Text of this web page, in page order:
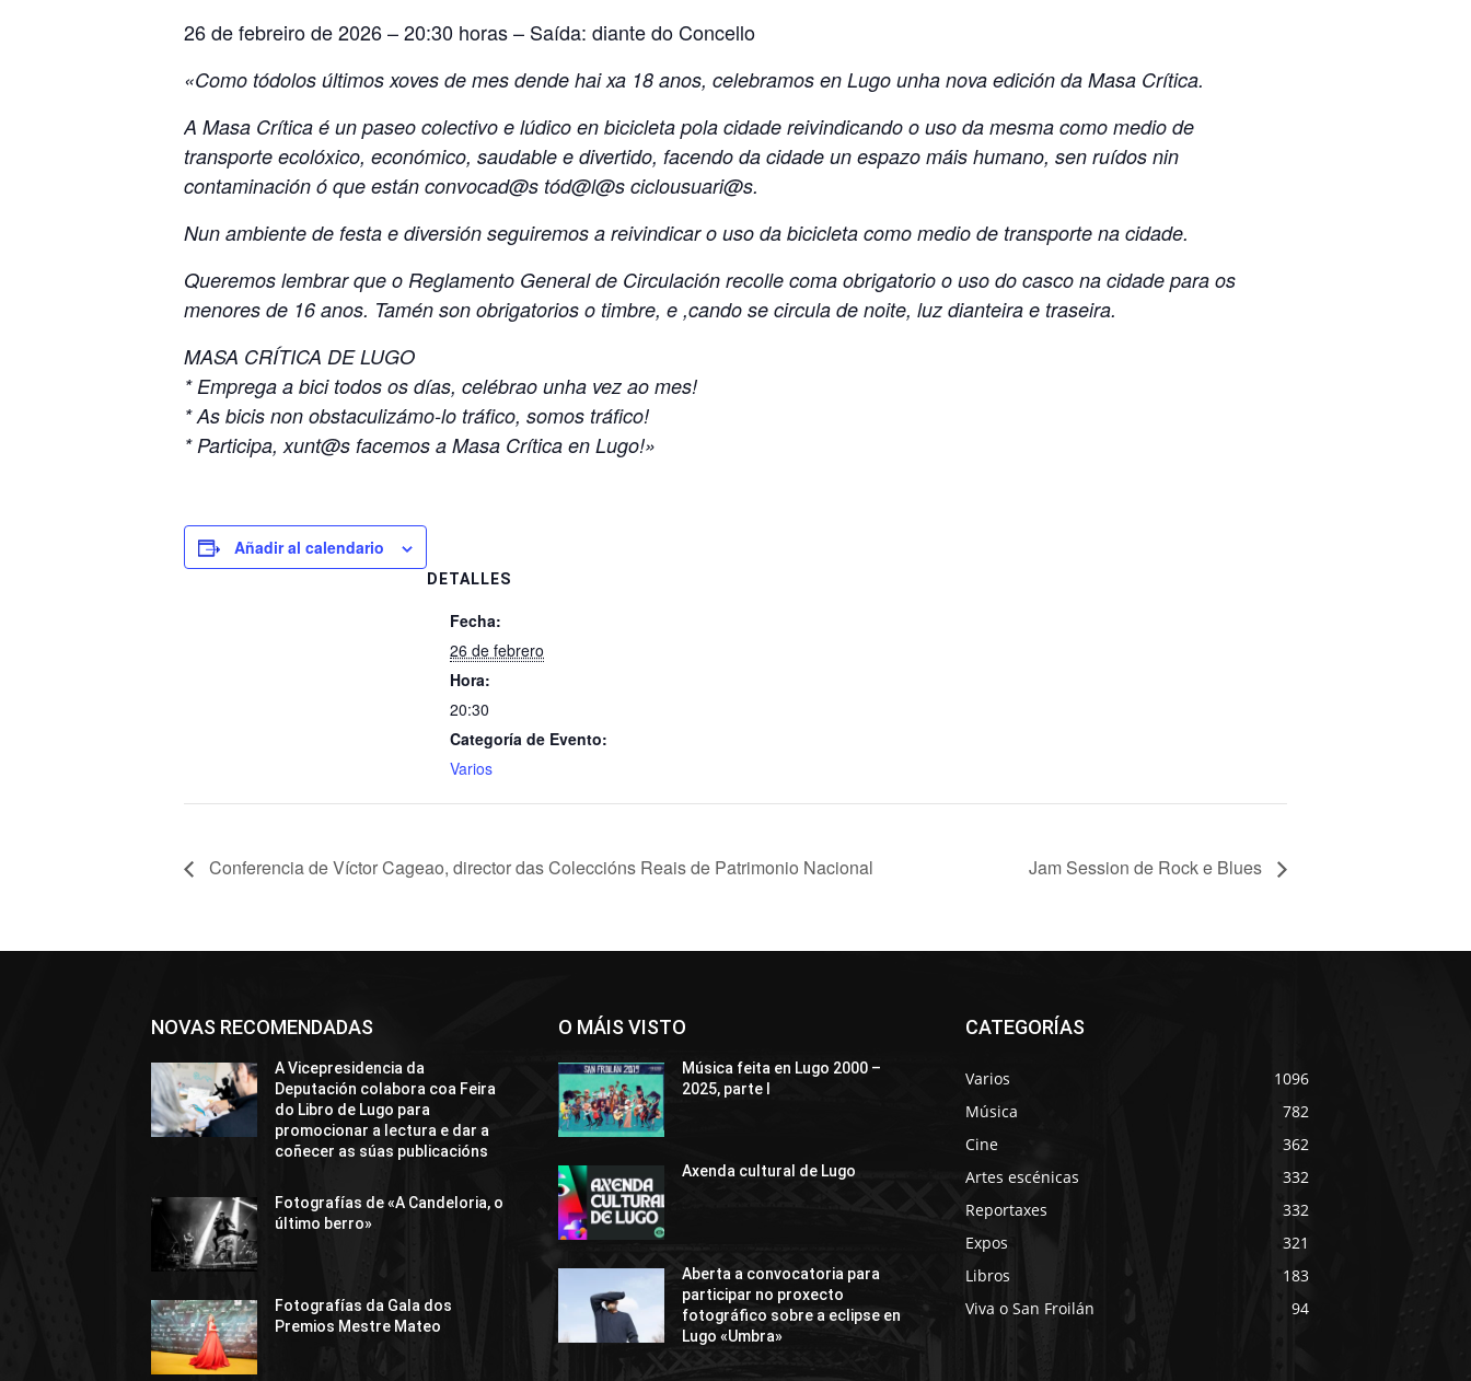
26 de febreiro de 2026 – 20:30 horas – Saída: diante do Concello
«Como tódolos últimos xoves de mes dende hai xa 18 anos, celebramos en Lugo unha nova edición da Masa Crítica.
A Masa Crítica é un paseo colectivo e lúdico en bicicleta pola cidade reivindicando o uso da mesma como medio de
transporte ecolóxico, económico, saudable e divertido, facendo da cidade un espazo máis humano, sen ruídos nin
contaminación ó que están convocad@s tód@l@s ciclousuari@s.
Nun ambiente de festa e diversión seguiremos a reivindicar o uso da bicicleta como medio de transporte na cidade.
Queremos lembrar que o Reglamento General de Circulación recolle coma obrigatorio o uso do casco na cidade para os
menores de 16 anos. Tamén son obrigatorios o timbre, e ,cando se circula de noite, luz dianteira e traseira.
MASA CRÍTICA DE LUGO
* Emprega a bici todos os días, celébrao unha vez ao mes!
* As bicis non obstaculizámo-lo tráfico, somos tráfico!
* Participa, xunt@s facemos a Masa Crítica en Lugo!»
Añadir al calendario
DETALLES
Fecha:
26 de febrero
Hora:
20:30
Categoría de Evento:
Varios
Conferencia de Víctor Cageao, director das Coleccións Reais de Patrimonio Nacional Jam Session de Rock e Blues
NOVAS RECOMENDADAS
A Vicepresidencia da
Deputación colabora coa Feira
do Libro de Lugo para
promocionar a lectura e dar a
coñecer as súas publicacións
Fotografías de «A Candeloria, o
último berro»
Fotografías da Gala dos
Premios Mestre Mateo
O MÁIS VISTO
Música feita en Lugo 2000 –
2025, parte I
Axenda cultural de Lugo
Aberta a convocatoria para
participar no proxecto
fotográfico sobre a eclipse en
Lugo «Umbra»
CATEGORÍAS
Varios
1096
Música
782
Cine
362
Artes escénicas
332
Reportaxes
332
Expos
321
Libros
183
Viva o San Froilán
94